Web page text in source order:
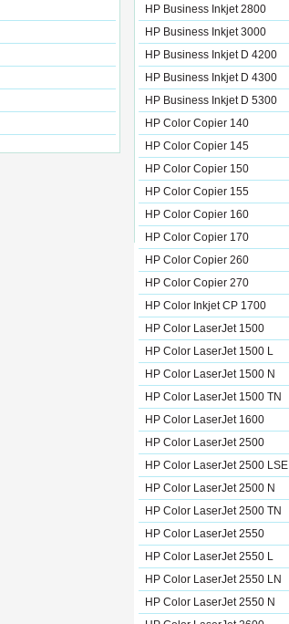
HP Business Inkjet 2800
HP Business Inkjet 3000
HP Business Inkjet D 4200
HP Business Inkjet D 4300
HP Business Inkjet D 5300
HP Color Copier 140
HP Color Copier 145
HP Color Copier 150
HP Color Copier 155
HP Color Copier 160
HP Color Copier 170
HP Color Copier 260
HP Color Copier 270
HP Color Inkjet CP 1700
HP Color LaserJet 1500
HP Color LaserJet 1500 L
HP Color LaserJet 1500 N
HP Color LaserJet 1500 TN
HP Color LaserJet 1600
HP Color LaserJet 2500
HP Color LaserJet 2500 LSE
HP Color LaserJet 2500 N
HP Color LaserJet 2500 TN
HP Color LaserJet 2550
HP Color LaserJet 2550 L
HP Color LaserJet 2550 LN
HP Color LaserJet 2550 N